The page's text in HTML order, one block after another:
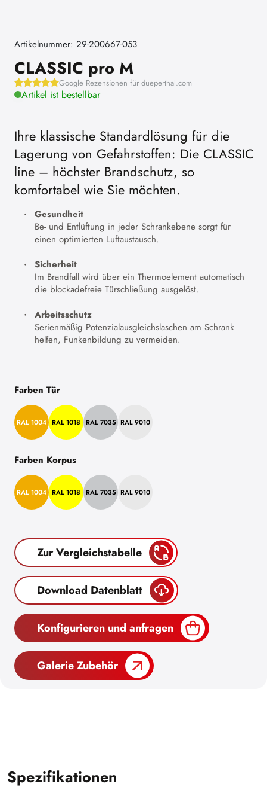
Artikelnummer: 29-200667-053
CLASSIC pro M
Google Rezensionen für dueperthal.com
Artikel ist bestellbar
Ihre klassische Standardlösung für die
Lagerung von Gefahrstoffen: Die CLASSIC
line – höchster Brandschutz, so
komfortabel wie Sie möchten.
Gesundheit
Be- und Entlüftung in jeder Schrankebene sorgt für
einen optimierten Luftaustausch.
Sicherheit
Im Brandfall wird über ein Thermoelement automatisch
die blockadefreie Türschließung ausgelöst.
Arbeitsschutz
Serienmäßig Potenzialausgleichslaschen am Schrank
helfen, Funkenbildung zu vermeiden.
Farben Tür
RAL 1004 RAL 1018 RAL 7035 RAL 9010
Farben Korpus
RAL 1004 RAL 1018 RAL 7035 RAL 9010
Zur Vergleichstabelle
Download Datenblatt
Konfigurieren und anfragen
Galerie Zubehör
Spezifikationen